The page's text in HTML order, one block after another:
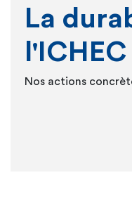
La
l'ICHEC
Nos actions